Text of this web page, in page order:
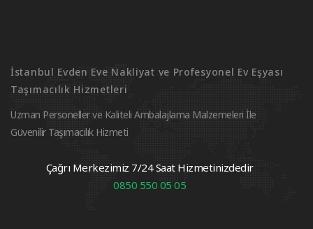
İstanbul Evden Eve Nakliyat ve Profesyonel Ev Eşyası
Taşımacılık Hizmetleri
Uzman Personeller ve Kaliteli Ambalajlama Malzemeleri İle
Güvenilir Taşımacılık Hizmeti
Çağrı Merkezimiz 7/24 Saat Hizmetinizdedir
0850 550 05 05